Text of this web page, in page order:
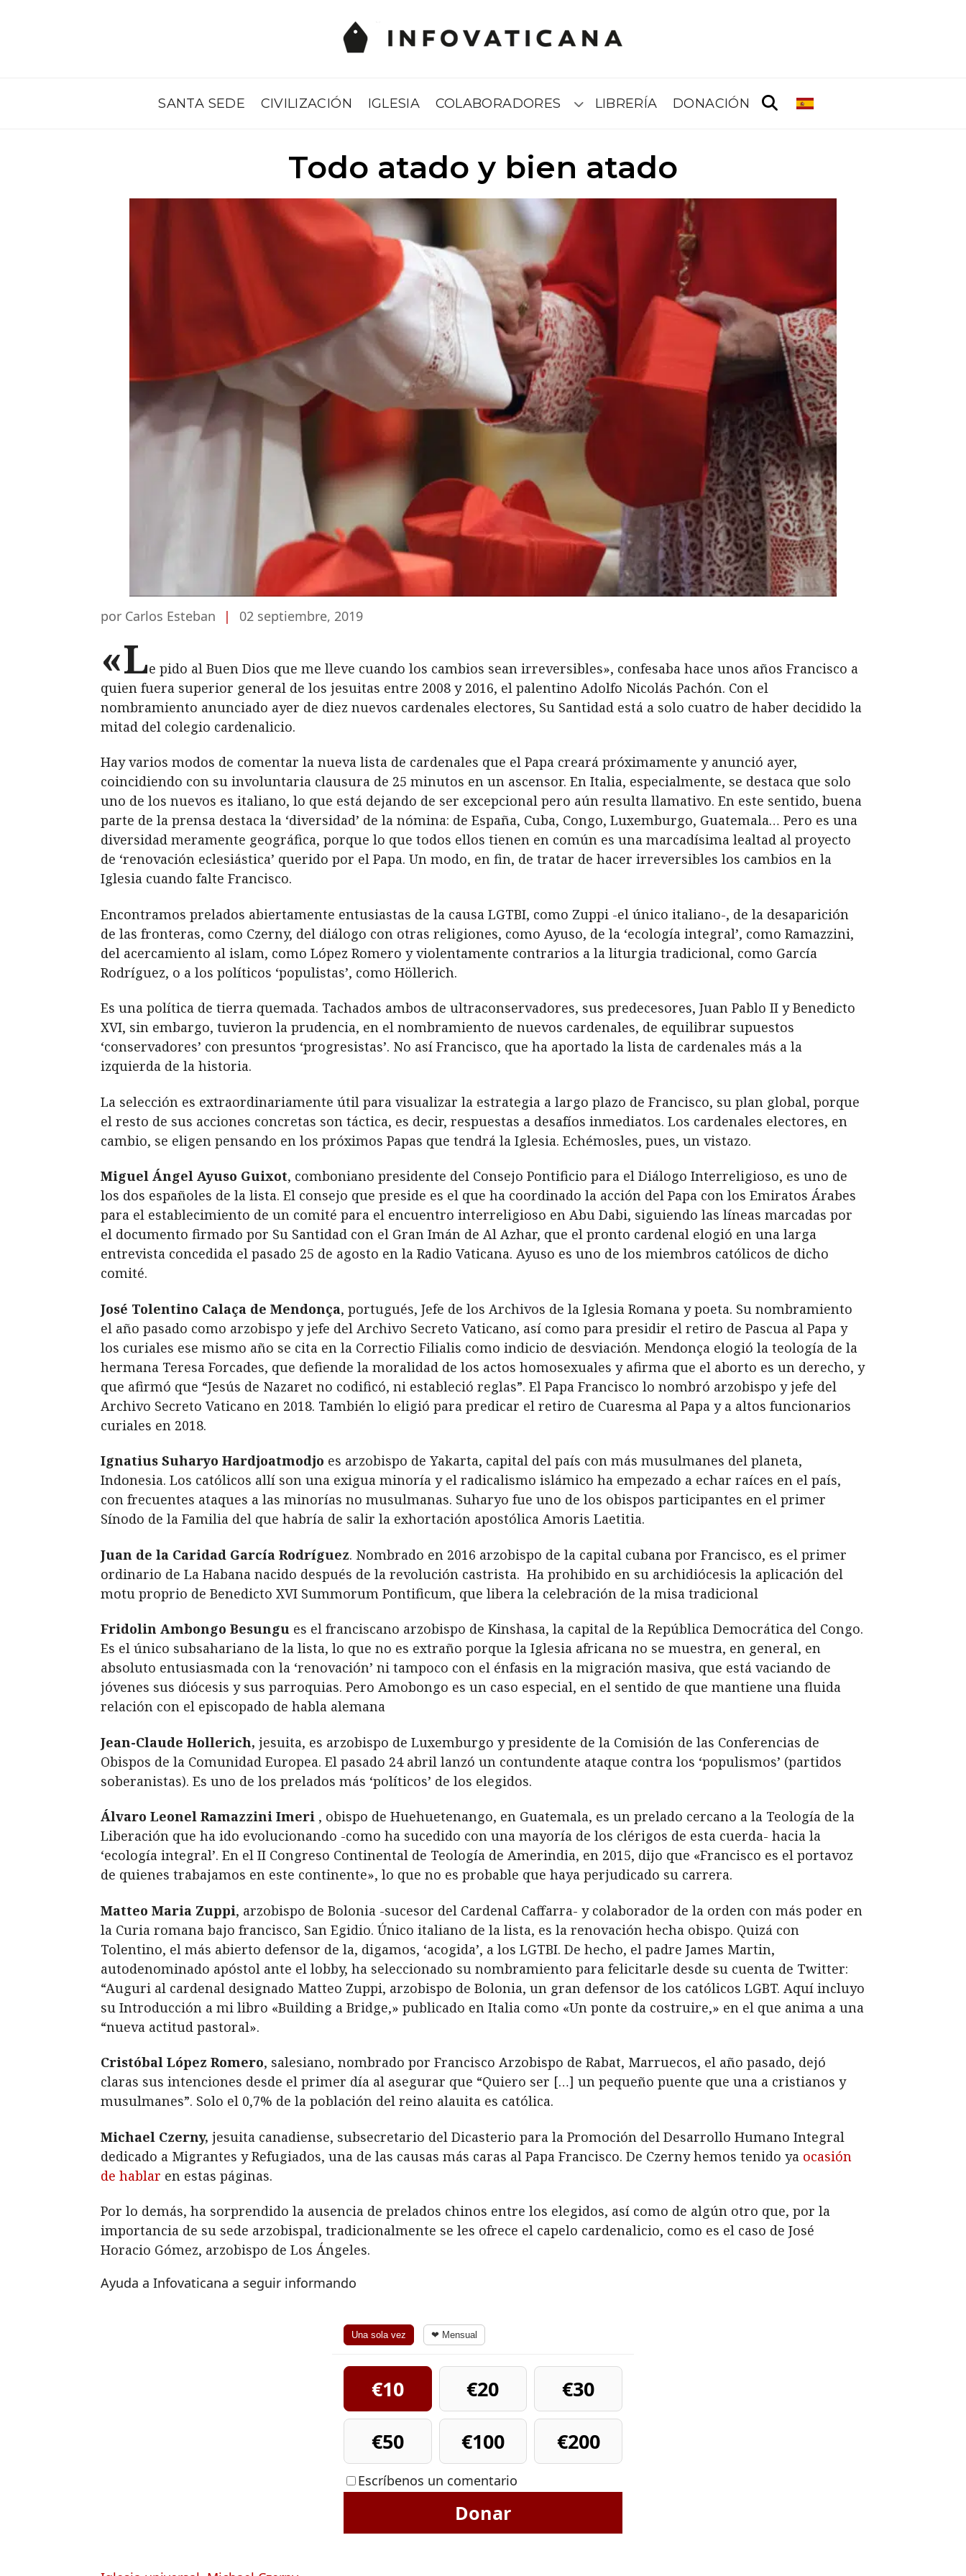
SANTA SEDE CIVILIZACIÓN IGLESIA COLABORADORES Submenú
LIBRERÍA DONACIÓN
Todo atado y bien atado
por Carlos Esteban | 02 septiembre, 2019
«Le pido al Buen Dios que me lleve cuando los cambios sean irreversibles», confesaba hace unos años Francisco a
quien fuera superior general de los jesuitas entre 2008 y 2016, el palentino Adolfo Nicolás Pachón. Con el
nombramiento anunciado ayer de diez nuevos cardenales electores, Su Santidad está a solo cuatro de haber decidido la
mitad del colegio cardenalicio.
Hay varios modos de comentar la nueva lista de cardenales que el Papa creará próximamente y anunció ayer,
coincidiendo con su involuntaria clausura de 25 minutos en un ascensor. En Italia, especialmente, se destaca que solo
uno de los nuevos es italiano, lo que está dejando de ser excepcional pero aún resulta llamativo. En este sentido, buena
parte de la prensa destaca la ‘diversidad’ de la nómina: de España, Cuba, Congo, Luxemburgo, Guatemala… Pero es una
diversidad meramente geográfica, porque lo que todos ellos tienen en común es una marcadísima lealtad al proyecto
de ‘renovación eclesiástica’ querido por el Papa. Un modo, en fin, de tratar de hacer irreversibles los cambios en la
Iglesia cuando falte Francisco.
Encontramos prelados abiertamente entusiastas de la causa LGTBI, como Zuppi -el único italiano-, de la desaparición
de las fronteras, como Czerny, del diálogo con otras religiones, como Ayuso, de la ‘ecología integral’, como Ramazzini,
del acercamiento al islam, como López Romero y violentamente contrarios a la liturgia tradicional, como García
Rodríguez, o a los políticos ‘populistas’, como Höllerich.
Es una política de tierra quemada. Tachados ambos de ultraconservadores, sus predecesores, Juan Pablo II y Benedicto
XVI, sin embargo, tuvieron la prudencia, en el nombramiento de nuevos cardenales, de equilibrar supuestos
‘conservadores’ con presuntos ‘progresistas’. No así Francisco, que ha aportado la lista de cardenales más a la
izquierda de la historia.
La selección es extraordinariamente útil para visualizar la estrategia a largo plazo de Francisco, su plan global, porque
el resto de sus acciones concretas son táctica, es decir, respuestas a desafíos inmediatos. Los cardenales electores, en
cambio, se eligen pensando en los próximos Papas que tendrá la Iglesia. Echémosles, pues, un vistazo.
Miguel Ángel Ayuso Guixot, comboniano presidente del Consejo Pontificio para el Diálogo Interreligioso, es uno de
los dos españoles de la lista. El consejo que preside es el que ha coordinado la acción del Papa con los Emiratos Árabes
para el establecimiento de un comité para el encuentro interreligioso en Abu Dabi, siguiendo las líneas marcadas por
el documento firmado por Su Santidad con el Gran Imán de Al Azhar, que el pronto cardenal elogió en una larga
entrevista concedida el pasado 25 de agosto en la Radio Vaticana. Ayuso es uno de los miembros católicos de dicho
comité.
José Tolentino Calaça de Mendonça, portugués, Jefe de los Archivos de la Iglesia Romana y poeta. Su nombramiento
el año pasado como arzobispo y jefe del Archivo Secreto Vaticano, así como para presidir el retiro de Pascua al Papa y
los curiales ese mismo año se cita en la Correctio Filialis como indicio de desviación. Mendonça elogió la teología de la
hermana Teresa Forcades, que defiende la moralidad de los actos homosexuales y afirma que el aborto es un derecho, y
que afirmó que “Jesús de Nazaret no codificó, ni estableció reglas”. El Papa Francisco lo nombró arzobispo y jefe del
Archivo Secreto Vaticano en 2018. También lo eligió para predicar el retiro de Cuaresma al Papa y a altos funcionarios
curiales en 2018.
Ignatius Suharyo Hardjoatmodjo es arzobispo de Yakarta, capital del país con más musulmanes del planeta,
Indonesia. Los católicos allí son una exigua minoría y el radicalismo islámico ha empezado a echar raíces en el país,
con frecuentes ataques a las minorías no musulmanas. Suharyo fue uno de los obispos participantes en el primer
Sínodo de la Familia del que habría de salir la exhortación apostólica Amoris Laetitia.
Juan de la Caridad García Rodríguez. Nombrado en 2016 arzobispo de la capital cubana por Francisco, es el primer
ordinario de La Habana nacido después de la revolución castrista. Ha prohibido en su archidiócesis la aplicación del
motu proprio de Benedicto XVI Summorum Pontificum, que libera la celebración de la misa tradicional
Fridolin Ambongo Besungu es el franciscano arzobispo de Kinshasa, la capital de la República Democrática del Congo.
Es el único subsahariano de la lista, lo que no es extraño porque la Iglesia africana no se muestra, en general, en
absoluto entusiasmada con la ‘renovación’ ni tampoco con el énfasis en la migración masiva, que está vaciando de
jóvenes sus diócesis y sus parroquias. Pero Amobongo es un caso especial, en el sentido de que mantiene una fluida
relación con el episcopado de habla alemana
Jean-Claude Hollerich, jesuita, es arzobispo de Luxemburgo y presidente de la Comisión de las Conferencias de
Obispos de la Comunidad Europea. El pasado 24 abril lanzó un contundente ataque contra los ‘populismos’ (partidos
soberanistas). Es uno de los prelados más ‘políticos’ de los elegidos.
Álvaro Leonel Ramazzini Imeri , obispo de Huehuetenango, en Guatemala, es un prelado cercano a la Teología de la
Liberación que ha ido evolucionando -como ha sucedido con una mayoría de los clérigos de esta cuerda- hacia la
‘ecología integral’. En el II Congreso Continental de Teología de Amerindia, en 2015, dijo que «Francisco es el portavoz
de quienes trabajamos en este continente», lo que no es probable que haya perjudicado su carrera.
Matteo Maria Zuppi, arzobispo de Bolonia -sucesor del Cardenal Caffarra- y colaborador de la orden con más poder en
la Curia romana bajo francisco, San Egidio. Único italiano de la lista, es la renovación hecha obispo. Quizá con
Tolentino, el más abierto defensor de la, digamos, ‘acogida’, a los LGTBI. De hecho, el padre James Martin,
autodenominado apóstol ante el lobby, ha seleccionado su nombramiento para felicitarle desde su cuenta de Twitter:
“Auguri al cardenal designado Matteo Zuppi, arzobispo de Bolonia, un gran defensor de los católicos LGBT. Aquí incluyo
su Introducción a mi libro «Building a Bridge,» publicado en Italia como «Un ponte da costruire,» en el que anima a una
“nueva actitud pastoral».
Cristóbal López Romero, salesiano, nombrado por Francisco Arzobispo de Rabat, Marruecos, el año pasado, dejó
claras sus intenciones desde el primer día al asegurar que “Quiero ser […] un pequeño puente que una a cristianos y
musulmanes”. Solo el 0,7% de la población del reino alauita es católica.
Michael Czerny, jesuita canadiense, subsecretario del Dicasterio para la Promoción del Desarrollo Humano Integral
dedicado a Migrantes y Refugiados, una de las causas más caras al Papa Francisco. De Czerny hemos tenido ya ocasión
de hablar en estas páginas.
Por lo demás, ha sorprendido la ausencia de prelados chinos entre los elegidos, así como de algún otro que, por la
importancia de su sede arzobispal, tradicionalmente se les ofrece el capelo cardenalicio, como es el caso de José
Horacio Gómez, arzobispo de Los Ángeles.
Ayuda a Infovaticana a seguir informando
Una sola vez ❤ Mensual
€10 €20
€30
€50
€100 €200
Escríbenos un comentario
Donar